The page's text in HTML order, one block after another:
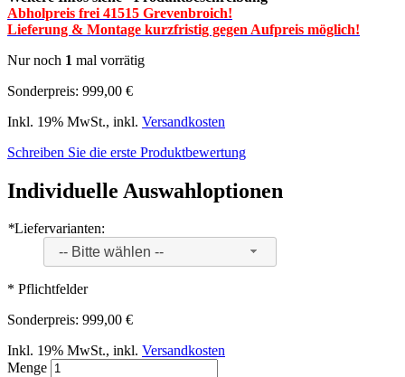
Abholpreis frei 41515 Grevenbroich!
Lieferung & Montage kurzfristig gegen Aufpreis möglich!
Nur noch 1 mal vorrätig
Sonderpreis: 999,00 €
Inkl. 19% MwSt., inkl. Versandkosten
Schreiben Sie die erste Produktbewertung
Individuelle Auswahloptionen
*Liefervarianten:
-- Bitte wählen --
* Pflichtfelder
Sonderpreis: 999,00 €
Inkl. 19% MwSt., inkl. Versandkosten
Menge